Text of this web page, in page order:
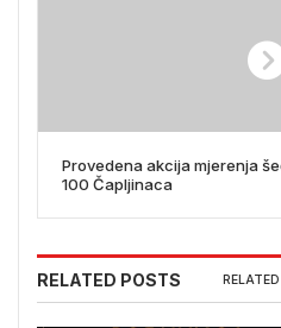
Provedena akcija mjerenja
100 Čapljinaca
RELATED POSTS